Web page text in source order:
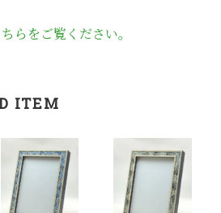
らをご覧ください。
ITEM